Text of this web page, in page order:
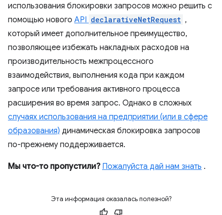
использования блокировки запросов можно решить с
помощью нового API declarativeNetRequest ,
который имеет дополнительное преимущество,
позволяющее избежать накладных расходов на
производительность межпроцессного
взаимодействия, выполнения кода при каждом
запросе или требования активного процесса
расширения во время запрос. Однако в сложных
случаях использования на предприятии (или в сфере
образования) динамическая блокировка запросов
по-прежнему поддерживается.
Мы что-то пропустили? Пожалуйста дай нам знать .
Эта информация оказалась полезной?